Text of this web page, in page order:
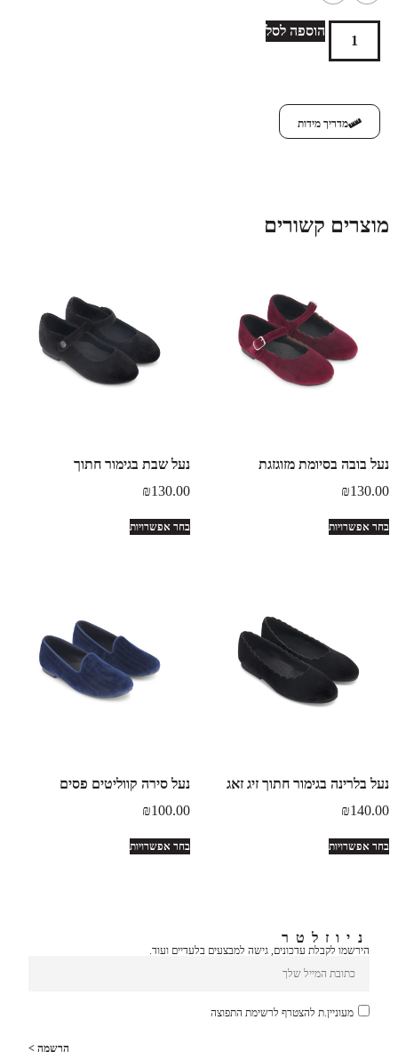
הוספה לסל
מדריך מידות
מוצרים קשורים
נעל בובה בסיומת מזוגזגת
₪130.00
בחר אפשרויות
נעל שבת בגימור חתוך
₪130.00
בחר אפשרויות
נעל בלרינה בגימור חתוך זיג זאג
₪140.00
בחר אפשרויות
נעל סירה קווליטים פסים
₪100.00
בחר אפשרויות
ניוזלטר
הירשמו לקבלת עדכונים, גישה למבצעים בלעדיים ועוד.
מעוניין.ת להצטרף לרשימת התפוצה
הרשמה >